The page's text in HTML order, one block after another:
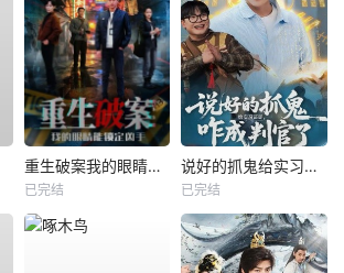
重生破案我的眼睛能锁定凶手
已完结
说好的抓鬼给实习证明，咋成判官了
已完结